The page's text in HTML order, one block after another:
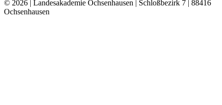
© 2026 | Landesakademie Ochsenhausen | Schloßbezirk 7 | 88416
Ochsenhausen